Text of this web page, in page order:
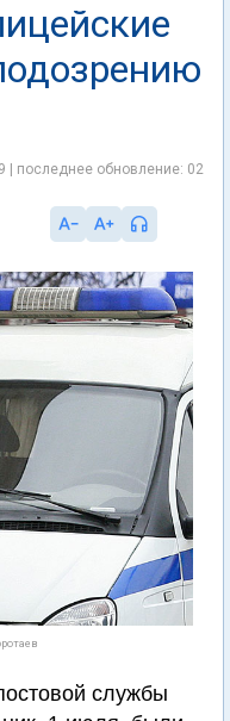
| последнее обновление: 02
службы